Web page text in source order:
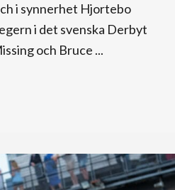
i synnerhet Hjortebo
i det svenska Derbyt
och Bruce ...